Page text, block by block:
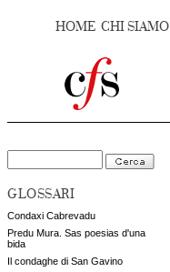
HOME CHI SIAMO
GLOSSARI
Condaxi Cabrevadu
Predu Mura. Sas poesias d'una
bida
Il condaghe di San Gavino